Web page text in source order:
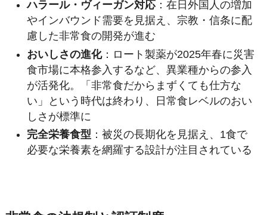
ハラール・ヴィーガン対応：在日外国人の増加
やインバウンド需要を見据え、宗教・信条に配
慮した非常食の開発が進む
おいしさの進化：ロート製薬が2025年春に災害
食市場に本格参入するなど、異業種からの参入
が活発化。「非常食だからまずくても仕方な
い」という時代は終わり、日常食レベルのおい
しさが標準に
完全栄養食型 ：被災の長期化を見据え、1食で
必要な栄養素を網羅する設計が注目されている